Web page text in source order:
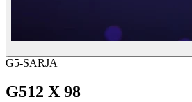
G5-SARJA
G512 X 98